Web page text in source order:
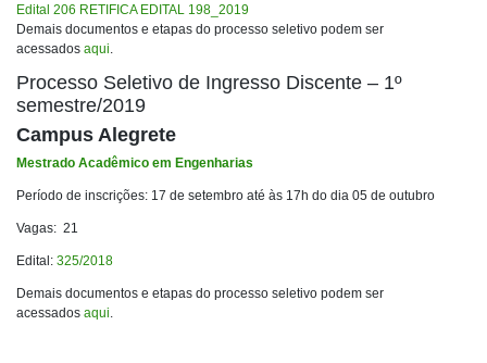
Edital 206 RETIFICA EDITAL 198_2019
Demais documentos e etapas do processo seletivo podem ser
acessados aqui.
Processo Seletivo de Ingresso Discente – 1º
semestre/2019
Campus Alegrete
Mestrado Acadêmico em Engenharias
Período de inscrições: 17 de setembro até às 17h do dia 05 de outubro
Vagas: 21
Edital: 325/2018
Demais documentos e etapas do processo seletivo podem ser
acessados aqui.